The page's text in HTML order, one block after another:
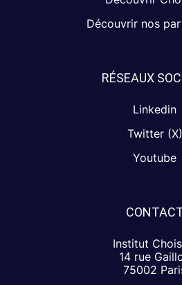
Découvrir nos
RÉSEAUX
Linkedin
Twitter (X)
Youtube
Institut
14 rue
75002